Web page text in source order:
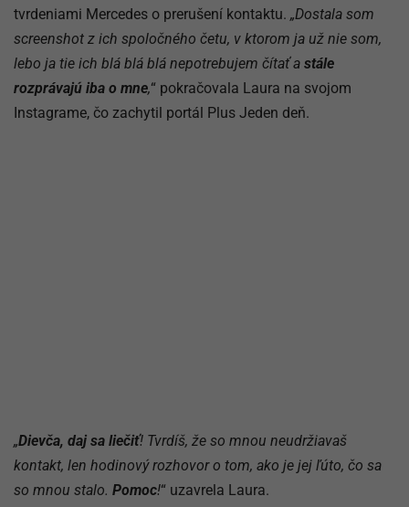
tvrdeniami Mercedes o prerušení kontaktu. „Dostala som
screenshot z ich spoločného četu, v ktorom ja už nie som,
lebo ja tie ich blá blá blá nepotrebujem čítať a stále
rozprávajú iba o mne,“ pokračovala Laura na svojom
Instagrame, čo zachytil portál Plus Jeden deň.
„Dievča, daj sa liečiť! Tvrdíš, že so mnou neudržiavaš
kontakt, len hodinový rozhovor o tom, ako je jej ľúto, čo sa
so mnou stalo. Pomoc!“ uzavrela Laura.